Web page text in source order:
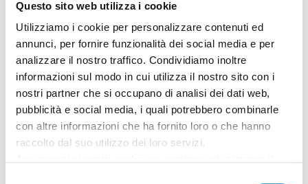
Questo sito web utilizza i cookie
Utilizziamo i cookie per personalizzare contenuti ed
annunci, per fornire funzionalità dei social media e per
analizzare il nostro traffico. Condividiamo inoltre
informazioni sul modo in cui utilizza il nostro sito con i
nostri partner che si occupano di analisi dei dati web,
pubblicità e social media, i quali potrebbero combinarle
con altre informazioni che ha fornito loro o che hanno
raccolto dal suo utilizzo dei loro servizi.
Roberto Battista nuovo Mandatario
Brevetti Europei